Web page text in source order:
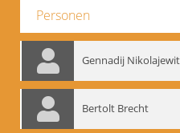
Personen
Gennadij
Bertolt Brecht